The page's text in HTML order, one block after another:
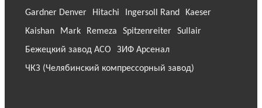
Gardner Denver Hitachi Ingersoll Rand
Kaeser
Kaishan
Mark Remeza Spitzenreiter
Sullair
Бежецкий завод АСО
ЗИФ Арсенал
ЧКЗ (Челябинский компрессорный завод)